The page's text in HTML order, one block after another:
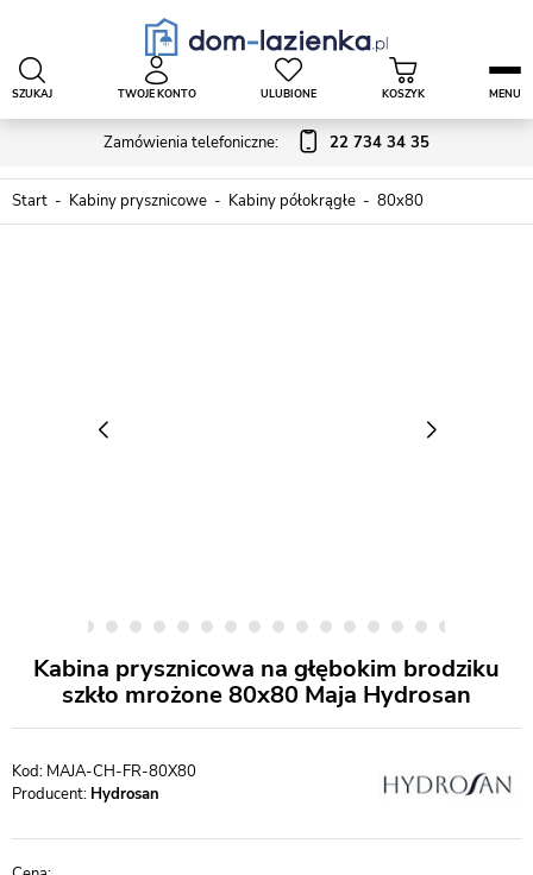
Zamówienia telefoniczne: 22 734 34 35
SZUKAJ TWOJE KONTO ULUBIONE KOSZYK MENU
Start Kabiny prysznicowe Kabiny półokrągłe 80x80
Kabina prysznicowa na głębokim brodziku
szkło mrożone 80x80 Maja Hydrosan
MAJA-CH-FR-80X80
Producent: Hydrosan